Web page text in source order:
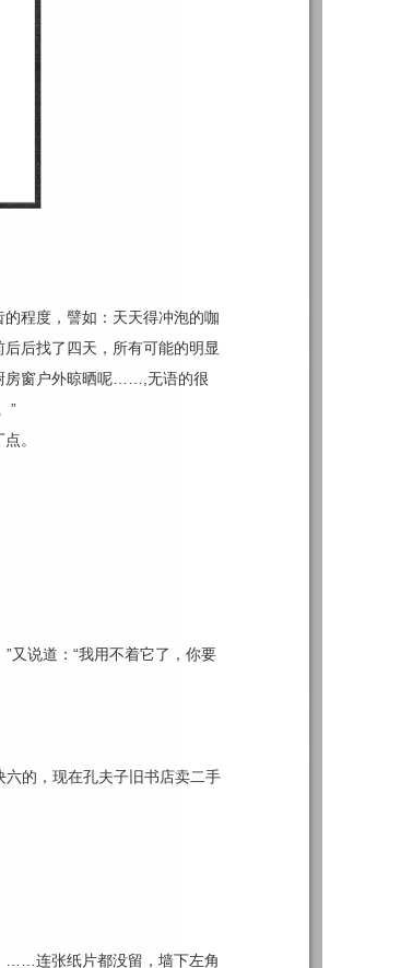
程度，譬如：天天得冲泡的咖
后找了四天，所有可能的明显
房窗户外晾晒呢……,无语的很
”
。
又说道：“我用不着它了，你要
六的，现在孔夫子旧书店卖二手
……连张纸片都没留，墙下左角